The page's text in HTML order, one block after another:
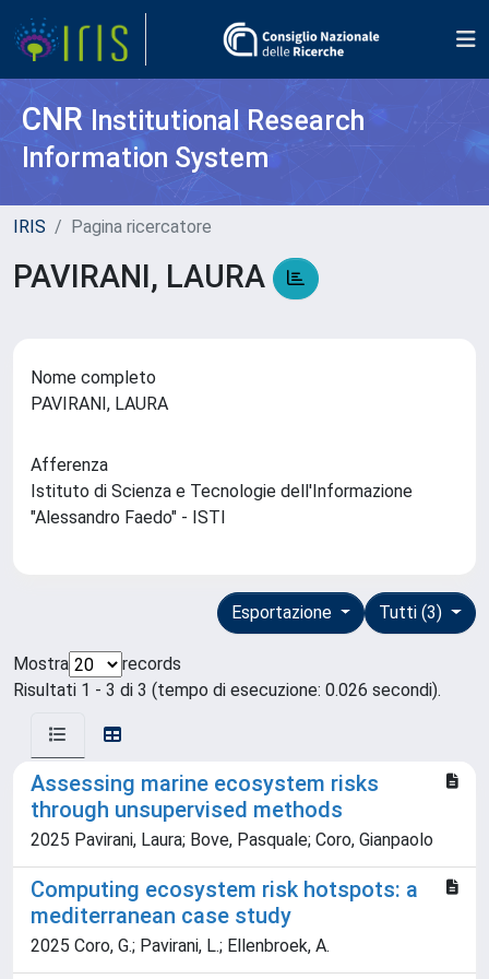
CNR Institutional Research
Information System
IRIS Pagina ricercatore
PAVIRANI, LAURA
Nome completo
PAVIRANI, LAURA
Afferenza
Istituto di Scienza e Tecnologie dell'Informazione
"Alessandro Faedo" - ISTI
Tutti (3)
Esportazione
Mostra
records
Risultati 1 - 3 di 3 (tempo di esecuzione: 0.026 secondi).
Assessing marine ecosystem risks
through unsupervised methods
2025 Pavirani, Laura; Bove, Pasquale; Coro, Gianpaolo
Computing ecosystem risk hotspots: a
mediterranean case study
2025 Coro, G.; Pavirani, L.; Ellenbroek, A.